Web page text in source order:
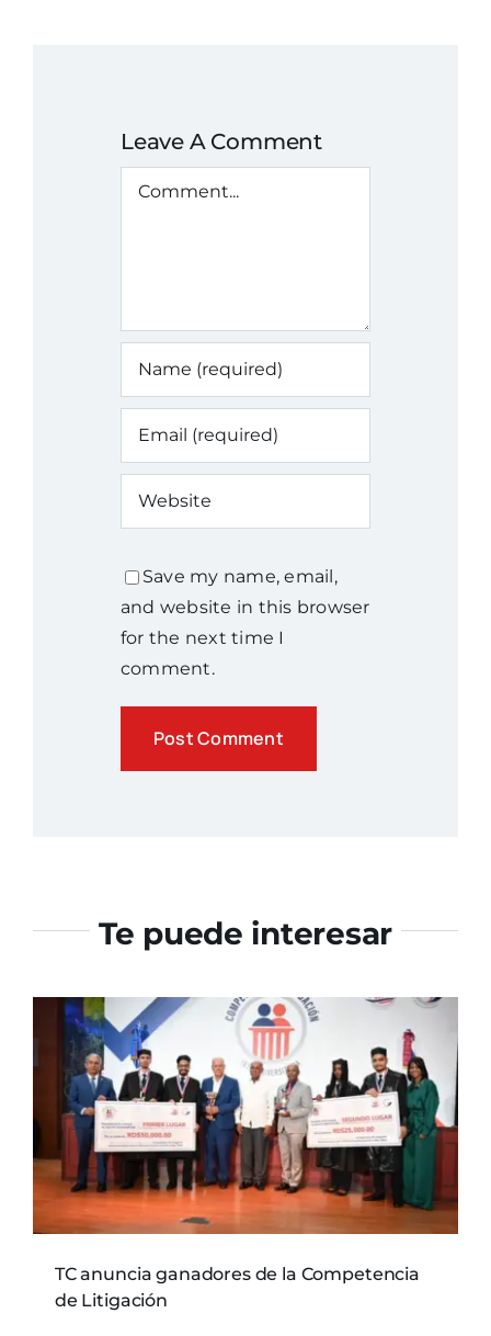
Leave A Comment
Comment
Save my name, email,
and website in this browser
for the next time I
comment.
Te puede interesar
TC anuncia ganadores de la Competencia
de Litigación